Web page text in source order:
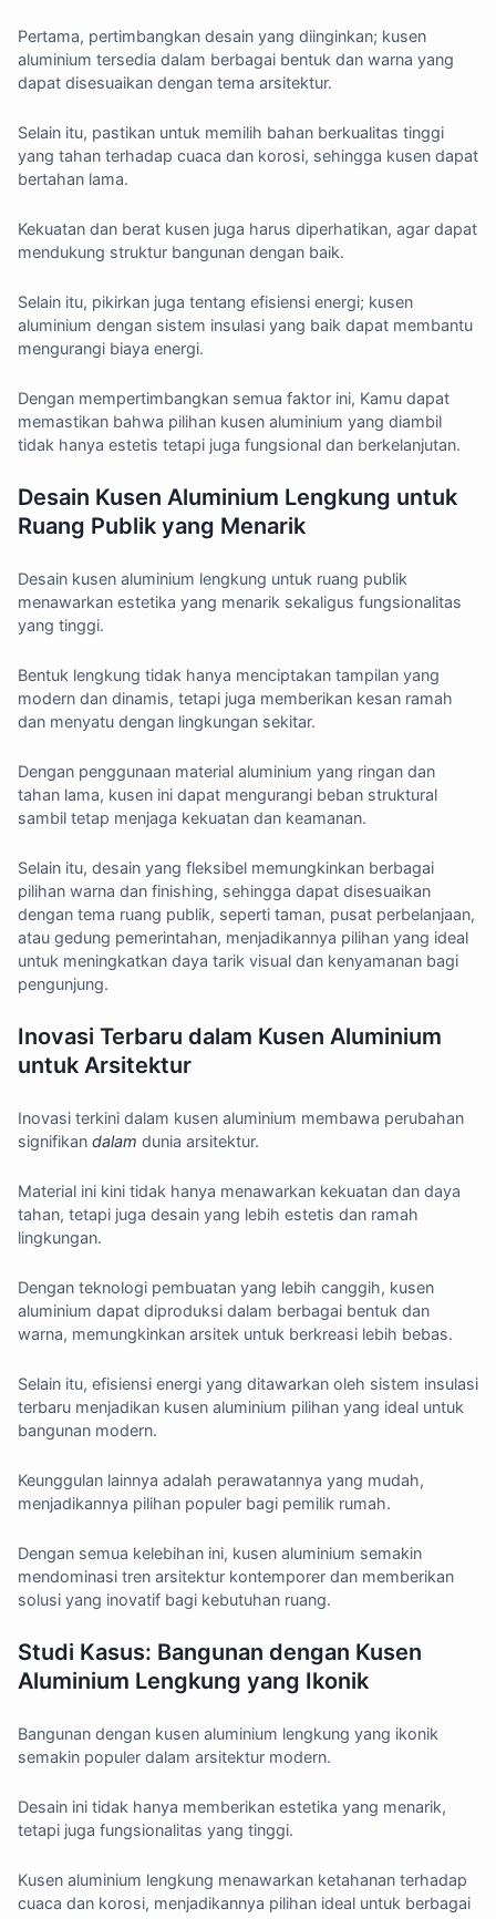
Pertama, pertimbangkan desain yang diinginkan; kusen
aluminium tersedia dalam berbagai bentuk dan warna yang
dapat disesuaikan dengan tema arsitektur.
Selain itu, pastikan untuk memilih bahan berkualitas tinggi
yang tahan terhadap cuaca dan korosi, sehingga kusen dapat
bertahan lama.
Kekuatan dan berat kusen juga harus diperhatikan, agar dapat
mendukung struktur bangunan dengan baik.
Selain itu, pikirkan juga tentang efisiensi energi; kusen
aluminium dengan sistem insulasi yang baik dapat membantu
mengurangi biaya energi.
Dengan mempertimbangkan semua faktor ini, Kamu dapat
memastikan bahwa pilihan kusen aluminium yang diambil
tidak hanya estetis tetapi juga fungsional dan berkelanjutan.
Desain Kusen Aluminium Lengkung untuk
Ruang Publik yang Menarik
Desain kusen aluminium lengkung untuk ruang publik
menawarkan estetika yang menarik sekaligus fungsionalitas
yang tinggi.
Bentuk lengkung tidak hanya menciptakan tampilan yang
modern dan dinamis, tetapi juga memberikan kesan ramah
dan menyatu dengan lingkungan sekitar.
Dengan penggunaan material aluminium yang ringan dan
tahan lama, kusen ini dapat mengurangi beban struktural
sambil tetap menjaga kekuatan dan keamanan.
Selain itu, desain yang fleksibel memungkinkan berbagai
pilihan warna dan finishing, sehingga dapat disesuaikan
dengan tema ruang publik, seperti taman, pusat perbelanjaan,
atau gedung pemerintahan, menjadikannya pilihan yang ideal
untuk meningkatkan daya tarik visual dan kenyamanan bagi
pengunjung.
Inovasi Terbaru dalam Kusen Aluminium
untuk Arsitektur
Inovasi terkini dalam kusen aluminium membawa perubahan
signifikan dalam dunia arsitektur.
Material ini kini tidak hanya menawarkan kekuatan dan daya
tahan, tetapi juga desain yang lebih estetis dan ramah
lingkungan.
Dengan teknologi pembuatan yang lebih canggih, kusen
aluminium dapat diproduksi dalam berbagai bentuk dan
warna, memungkinkan arsitek untuk berkreasi lebih bebas.
Selain itu, efisiensi energi yang ditawarkan oleh sistem insulasi
terbaru menjadikan kusen aluminium pilihan yang ideal untuk
bangunan modern.
Keunggulan lainnya adalah perawatannya yang mudah,
menjadikannya pilihan populer bagi pemilik rumah.
Dengan semua kelebihan ini, kusen aluminium semakin
mendominasi tren arsitektur kontemporer dan memberikan
solusi yang inovatif bagi kebutuhan ruang.
Studi Kasus: Bangunan dengan Kusen
Aluminium Lengkung yang Ikonik
Bangunan dengan kusen aluminium lengkung yang ikonik
semakin populer dalam arsitektur modern.
Desain ini tidak hanya memberikan estetika yang menarik,
tetapi juga fungsionalitas yang tinggi.
Kusen aluminium lengkung menawarkan ketahanan terhadap
cuaca dan korosi, menjadikannya pilihan ideal untuk berbagai